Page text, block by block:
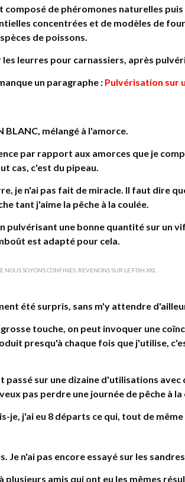
composé de phéromones naturelles puis
concentrées et de modèles de
de poissons.
leurres pour carnassiers, après
un paragraphe : Pulvérisation sur
BLANC, mélangé à l'amorce.
par rapport aux amorces que je
cas, c'est du pipeau.
je n'ai pas fait de miracle. Il faut dire
tant j'aime la pêche à la coulée.
pulvérisant une bonne quantité sur un
est adapté pour cela.
été surpris, sans m'y attendre
touche, on peut invoquer une
presqu'à chaque fois que j'utilise,
passé sur une dizaine d'utilisations avec
pas perdre une journée de pêche à la
je, j'ai eu 8 départs ce qui, tout de
Je n'ai pas encore essayé sur les
plusieurs amis qui ont eu les mêmes